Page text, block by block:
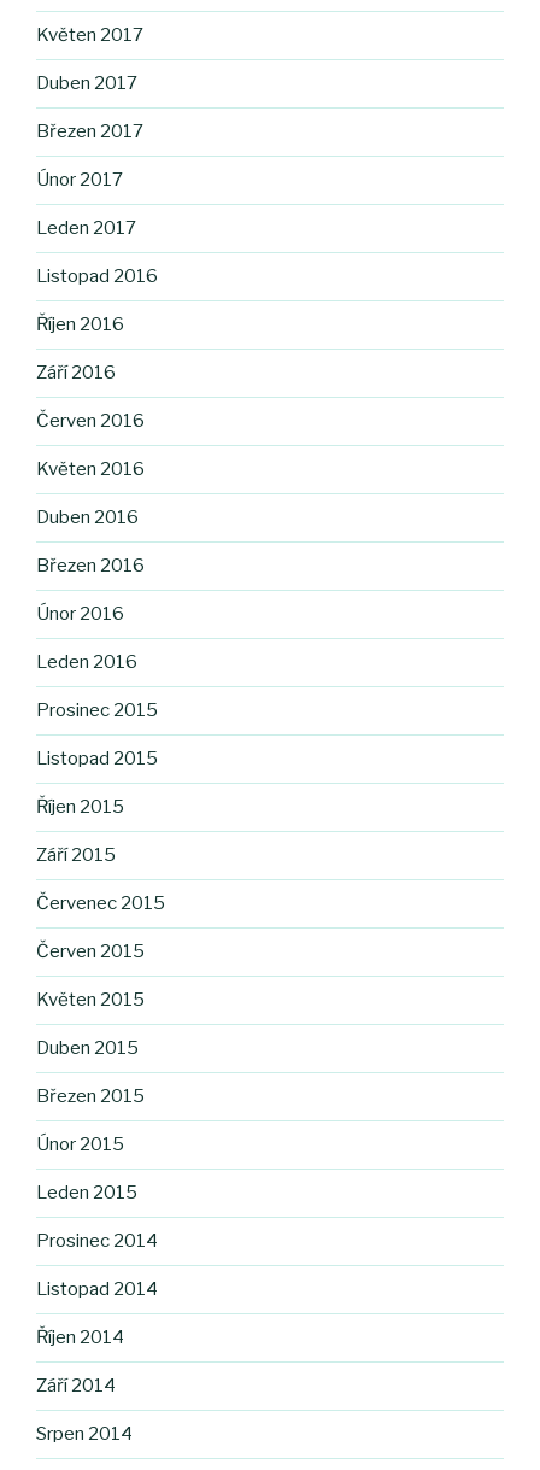
Květen 2017
Duben 2017
Březen 2017
Únor 2017
Leden 2017
Listopad 2016
Říjen 2016
Září 2016
Červen 2016
Květen 2016
Duben 2016
Březen 2016
Únor 2016
Leden 2016
Prosinec 2015
Listopad 2015
Říjen 2015
Září 2015
Červenec 2015
Červen 2015
Květen 2015
Duben 2015
Březen 2015
Únor 2015
Leden 2015
Prosinec 2014
Listopad 2014
Říjen 2014
Září 2014
Srpen 2014